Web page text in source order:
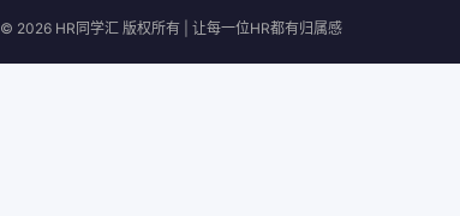
© 2026 HR同学汇 版权所有 | 让每一位HR都有归属感